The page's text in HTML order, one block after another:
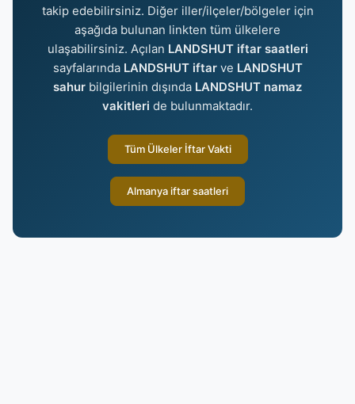
takip edebilirsiniz. Diğer iller/ilçeler/bölgeler için
aşağıda bulunan linkten tüm ülkelere
ulaşabilirsiniz. Açılan LANDSHUT iftar saatleri
sayfalarında LANDSHUT iftarve LANDSHUT
sahur bilgilerinin dışında LANDSHUT namaz
vakitleri de bulunmaktadır.
Tüm Ülkeler İftar Vakti
Almanya iftar saatleri